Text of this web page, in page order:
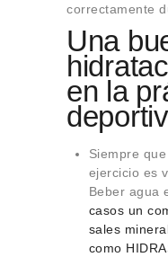
correctamente
Una
en la
Siempre
ejercicio es
Beber agua
casos un
sales
como